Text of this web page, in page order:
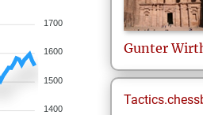
1700
1600
1500
1400
Gunter